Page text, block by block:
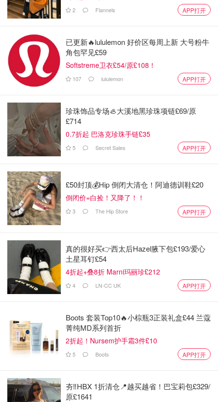
2 Flannels APP打开
已更新🔥lululemon 好价区每周上新 大号粉牛
角包罕见£59
Softstreme卫衣£54/原£108！
107 lululemon APP打开
珍珠饰品专场🦪大溪地黑珍珠项链£69/原
£714
0.7折起 巴洛克珍珠手链£35
5 Secret Sales APP打开
£50封顶💰Hip 倒闭大清仓！阿迪德训鞋£20
倒闭价=白捡！又降了！！
3 The Hip Store APP打开
真的很好买👉西太后Hazel腋下包£193/爱心
土星耳钉£54
4折起+叠8折 Marni玛丽珍£212
4 LN-CC UK APP打开
Boots 套装Top10🔥小棕瓶3正装礼盒£44 兰蔻
菁纯MD系列首折
2折起！Nursem护手霜3件£10
5 Boots APP打开
夯‼️HBX 1折清仓📍越买越省！巴宝莉包£329/
原£1641